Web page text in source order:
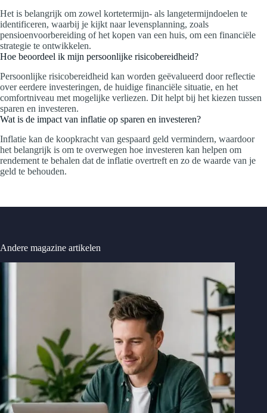
Het is belangrijk om zowel kortetermijn- als langetermijndoelen te
identificeren, waarbij je kijkt naar levensplanning, zoals
pensioenvoorbereiding of het kopen van een huis, om een financiële
strategie te ontwikkelen.
Hoe beoordeel ik mijn persoonlijke risicobereidheid?
Persoonlijke risicobereidheid kan worden geëvalueerd door reflectie
over eerdere investeringen, de huidige financiële situatie, en het
comfortniveau met mogelijke verliezen. Dit helpt bij het kiezen tussen
sparen en investeren.
Wat is de impact van inflatie op sparen en investeren?
Inflatie kan de koopkracht van gespaard geld vermindern, waardoor
het belangrijk is om te overwegen hoe investeren kan helpen om
rendement te behalen dat de inflatie overtreft en zo de waarde van je
geld te behouden.
Andere magazine artikelen